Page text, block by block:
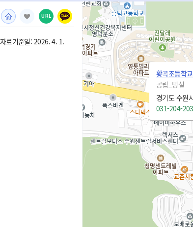
URL
료기준일: 2026. 4. 1.
황곡초등학
공립_병설
경기도 수원
031-204-